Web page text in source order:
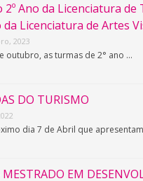
2º Ano da Licenciatura de
da Licenciatura de Artes
2023
outubro, as turmas de 2° ano …
DO TURISMO
dia 7 de Abril que
EM